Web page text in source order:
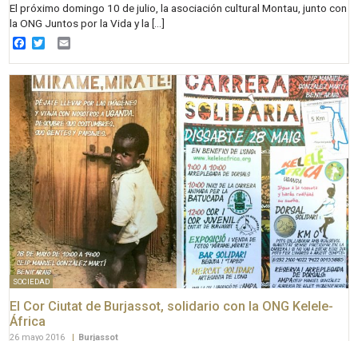
El próximo domingo 10 de julio, la asociación cultural Montau, junto con
la ONG Juntos por la Vida y la […]
Facebook
Twitter
SOCIEDAD
El Cor Ciutat de Burjassot, solidario con la ONG Kelele-
África
26 mayo 2016 Burjassot